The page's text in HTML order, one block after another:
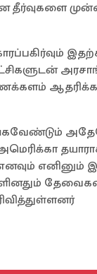
தீர்வுகளை
எனினும்